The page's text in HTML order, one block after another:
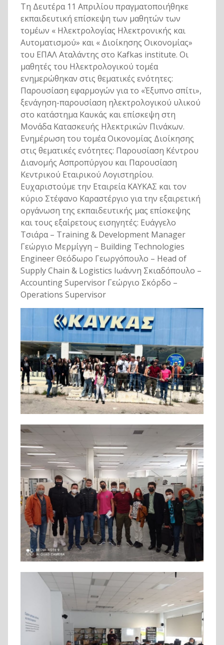
Τη Δευτέρα 11 Απριλίου πραγματοποιήθηκε
εκπαιδευτική επίσκεψη των μαθητών των
τομέων « Ηλεκτρολογίας Ηλεκτρονικής και
Αυτοματισμού» και « Διοίκησης Οικονομίας»
του ΕΠΑΛ Αταλάντης στο Kafkas institute. Οι
μαθητές του Ηλεκτρολογικού τομέα
ενημερώθηκαν στις θεματικές ενότητες:
Παρουσίαση εφαρμογών για το «Έξυπνο σπίτι»,
ξενάγηση-παρουσίαση ηλεκτρολογικού υλικού
στο κατάστημα Καυκάς και επίσκεψη στη
Μονάδα Κατασκευής Ηλεκτρικών Πινάκων.
Ενημέρωση του τομέα Οικονομίας Διοίκησης
στις θεματικές ενότητες: Παρουσίαση Κέντρου
Διανομής Ασπροπύργου και Παρουσίαση
Κεντρικού Εταιρικού Λογιστηρίου.
Ευχαριστούμε την Εταιρεία ΚΑΥΚΑΣ και τον
κύριο Στέφανο Καραστέργιο για την εξαιρετική
οργάνωση της εκπαιδευτικής μας επίσκεψης
και τους εξαίρετους εισηγητές: Ευάγγελο
Τσιάρα – Training & Development Manager
Γεώργιο Μερμίγγη – Building Technologies
Engineer Θεόδωρο Γεωργόπουλο – Head of
Supply Chain & Logistics Ιωάννη Σκιαδόπουλο –
Accounting Supervisor Γεώργιο Σκόρδο –
Operations Supervisor